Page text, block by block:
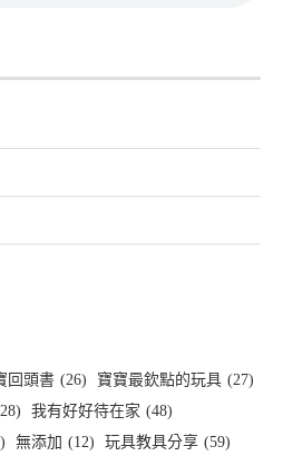
回頭書 (26) 寶寶最欽點的玩具 (27)
我有好好待在家 (48)
無添加 (12) 玩具教具分享 (59)